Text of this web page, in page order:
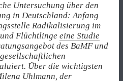
Untersuchung über den
in Deutschland: Anfang
Radikalisierung im
Flüchtlinge eine Studie
des BaMF und
Über die wichtigsten
Uhlmann, der